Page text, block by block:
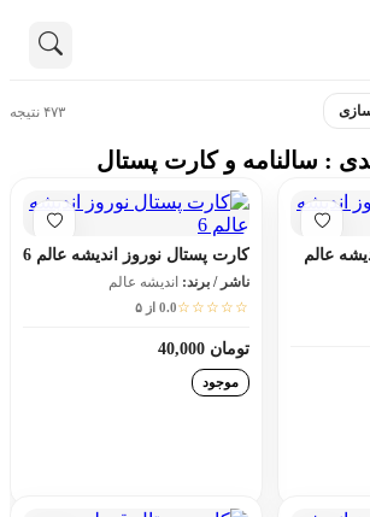
سالنامه و کارت پستال
۴۷۳ نتیجه
: سالنامه و کارت پستال
عالم
کارت پستال نوروز اندیشه عالم 6
ناشر / برند: اندیشه عالم
☆☆☆☆☆0.0 از ۵
تومان 40,000
موجود